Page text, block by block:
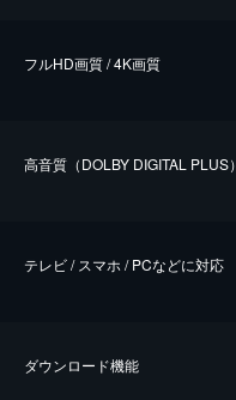
フルHD画質 / 4K画質
⾼⾳質（DOLBY DIGITAL PLUS）
テレビ / スマホ / PCなどに対応
ダウンロード機能